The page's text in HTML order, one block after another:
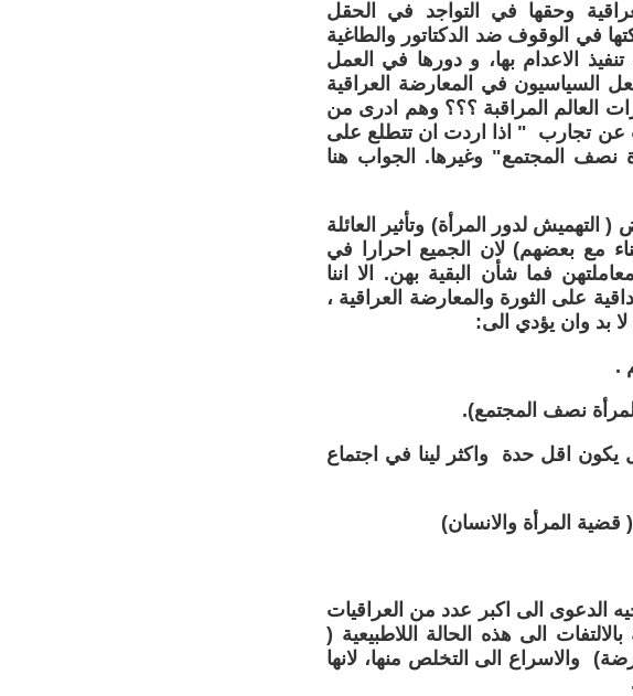
وحقها في التواجد في الحقل
في الوقوف ضد الدكتاتور والطاغية
الاعدام بها، و دورها في العمل
السياسيون في المعارضة العراقية
العالم المراقبة ؟؟؟ وهم ادرى من
عن تجارب " اذا اردت ان تتطلع على
نصف المجتمع" وغيرها. الجواب هنا
التهميش لدور المرأة) وتأثير العائلة
مع بعضهم) لان الجميع احرارا في
فما شأن البقية بهن. الا اننا
على الثورة والمعارضة العراقية ،
بد وان يؤدي الى:
اقل حدة واكثر لينا في اجتماع
الدعوى الى اكبر عدد من العراقيات
الى هذه الحالة اللاطبيعية (
والاسراع الى التخلص منها، لانها